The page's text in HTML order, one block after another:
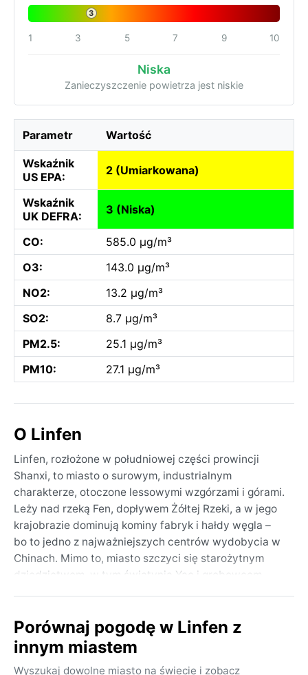
3
1 3 5 7 9 10
Niska
Zanieczyszczenie powietrza jest niskie
Parametr Wartość
Wskaźnik
US EPA:
2 (Umiarkowana)
Wskaźnik
UK DEFRA:
3 (Niska)
CO:
585.0 µg/m³
O3:
143.0 µg/m³
NO2:
13.2 µg/m³
SO2:
8.7 µg/m³
PM2.5:
25.1 µg/m³
PM10:
27.1 µg/m³
O Linfen
Linfen, rozłożone w południowej części prowincji
Shanxi, to miasto o surowym, industrialnym
charakterze, otoczone lessowymi wzgórzami i górami.
Leży nad rzeką Fen, dopływem Żółtej Rzeki, a w jego
krajobrazie dominują kominy fabryk i hałdy węgla –
bo to jedno z najważniejszych centrów wydobycia w
Chinach. Mimo to, miasto szczyci się starożytnym
dziedzictwem, w tym świątynią Yao i grobowcem
codzienność przeplata się z historią sięgającą
tysiącleci.
Klimat Linfen, zgodnie z klasyfikacją Köppena BSk, to
Porównaj pogodę w Linfen z
innym miastem
Wyszukaj dowolne miasto na świecie i zobacz